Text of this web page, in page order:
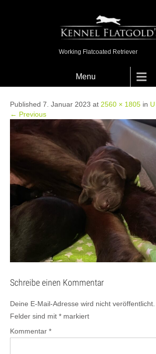
Working Flatcoated Retriever
Menu
Published 7. Januar 2023 at 2560 × 1805 in
← Previous
Schreibe einen Kommentar
Deine E-Mail-Adresse wird nicht veröffentlicht.
Felder sind mit * markiert
Kommentar *